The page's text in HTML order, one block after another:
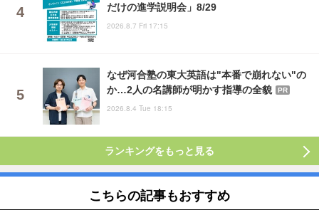
だけの進学説明会」8/29
2026.8.7 Fri 17:15
なぜ河合塾の東大英語は"本番で崩れない"の
か…2人の名講師が明かす指導の全貌
PR
2026.8.4 Tue 18:15
ランキングをもっと見る
こちらの記事もおすすめ